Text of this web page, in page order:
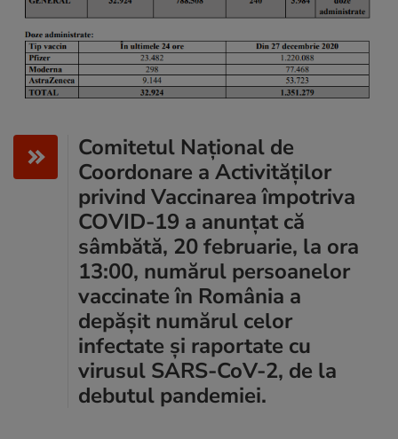
Comitetul Național de
Coordonare a Activităților
privind Vaccinarea împotriva
COVID-19 a anunțat că
sâmbătă, 20 februarie, la ora
13:00, numărul persoanelor
vaccinate în România a
depășit numărul celor
infectate și raportate cu
virusul SARS-CoV-2, de la
debutul pandemiei.